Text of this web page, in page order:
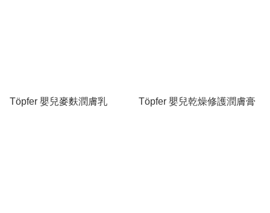
Töpfer 嬰兒麥麩潤膚乳 Töpfer 嬰兒乾燥修護潤膚膏